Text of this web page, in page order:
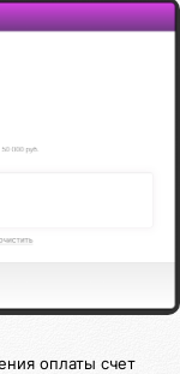
оплаты счет